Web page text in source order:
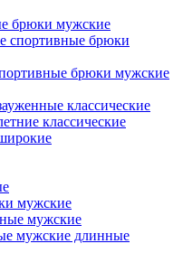
брюки мужские
спортивные брюки
брюки мужские
классические
классические
мужские
мужские
мужские длинные